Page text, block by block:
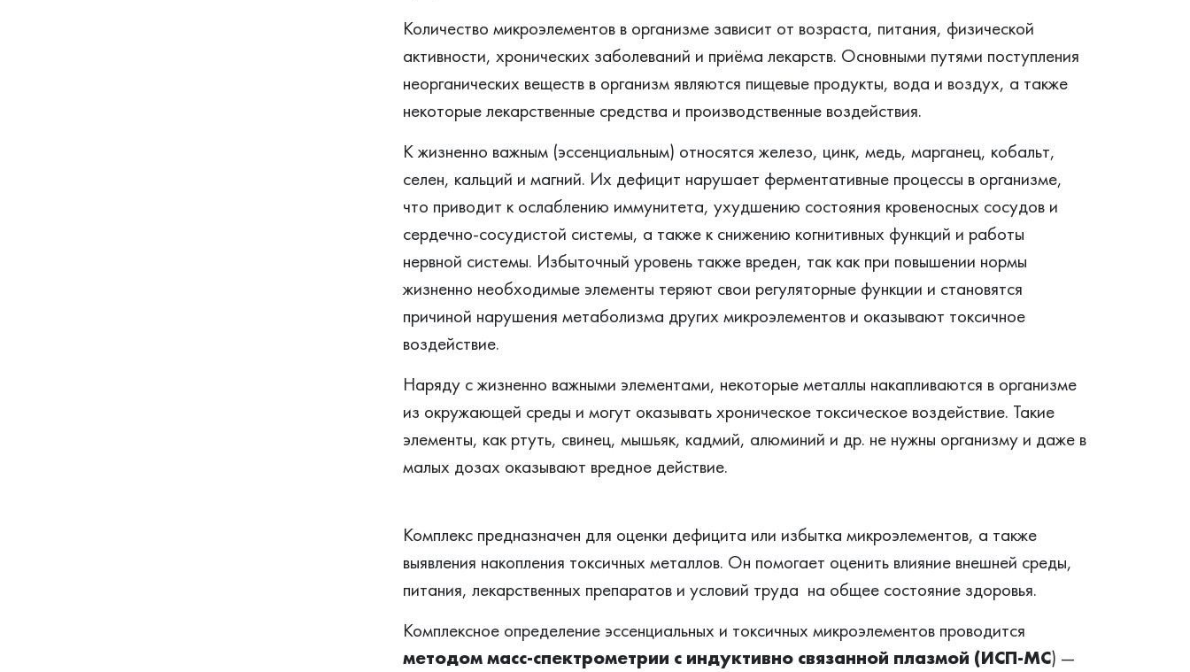
Количество микроэлементов в организме зависит от возраста, питания, физической
активности, хронических заболеваний и приёма лекарств. Основными путями поступления
неорганических веществ в организм являются пищевые продукты, вода и воздух, а также
некоторые лекарственные средства и производственные воздействия.
К жизненно важным (эссенциальным) относятся железо, цинк, медь, марганец, кобальт,
селен, кальций и магний. Их дефицит нарушает ферментативные процессы в организме,
что приводит к ослаблению иммунитета, ухудшению состояния кровеносных сосудов и
сердечно-сосудистой системы, а также к снижению когнитивных функций и работы
нервной системы. Избыточный уровень также вреден, так как при повышении нормы
жизненно необходимые элементы теряют свои регуляторные функции и становятся
причиной нарушения метаболизма других микроэлементов и оказывают токсичное
воздействие.
Наряду с жизненно важными элементами, некоторые металлы накапливаются в организме
из окружающей среды и могут оказывать хроническое токсическое воздействие. Такие
элементы, как ртуть, свинец, мышьяк, кадмий, алюминий и др. не нужны организму и даже в
малых дозах оказывают вредное действие.
Комплекс предназначен для оценки дефицита или избытка микроэлементов, а также
выявления накопления токсичных металлов. Он помогает оценить влияние внешней среды,
питания, лекарственных препаратов и условий труда на общее состояние здоровья.
Комплексное определение эссенциальных и токсичных микроэлементов проводится
методом масс-спектрометрии с индуктивно связанной плазмой (ИСП-МС) —